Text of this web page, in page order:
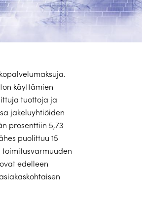
käyttämien
tuottoja ja
jakeluyhtiöiden
prosenttiin 5,73
puolittuu 15
toimitusvarmuuden
edelleen